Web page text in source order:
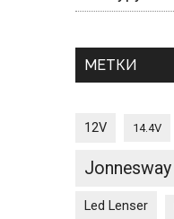
МЕТКИ
12V 14.4V
Jonnesway
Led Lenser